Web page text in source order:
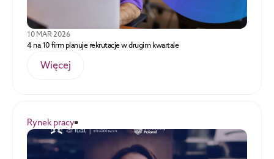
10 MAR 2026
4 na 10 firm planuje rekrutacje w drugim kwartale
Więcej
Rynek pracy